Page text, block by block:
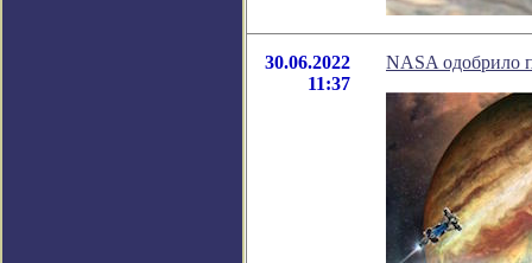
30.06.2022
11:37
NASA одобрило